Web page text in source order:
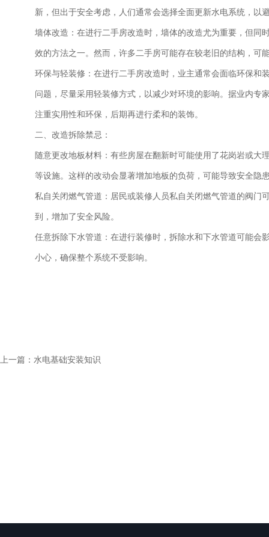
新，但出于安全考虑，人们通常会选择全面更新水电系统，以
墙体改造：在进行二手房改造时，墙体的改造尤为重要，但同
效的方法之一。然而，许多二手房可能存在较老旧的结构，可
环保与轻装修：在进行二手房改造时，业主通常会面临环保和
问题，尽量采用轻装修方式，以减少对环境的影响。据业内专
注重实用性和环保，后期再进行柔和的装饰。
二、改造拆除禁忌：
随意更改地板材料：有些房屋在翻新时可能使用了花岗岩或大
等设施。这样的改动会显著增加地板的负荷，可能导致安全隐
私自关闭燃气管道：居民或装修人员私自关闭燃气管道的阀门
到，增加了安全风险。
任意拆除下水管道：在进行装修时，拆除水和下水管道可能会
小心，确保整个系统不受影响。
上一篇： 水电基础安装知识